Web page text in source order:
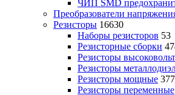
ЧИП SMD
Преобразователи
Резисторы 16630
Наборы резисторов 53
Резисторные сборки
Резисторы
Резисторы
Резисторы мощные
Резисторы переменные